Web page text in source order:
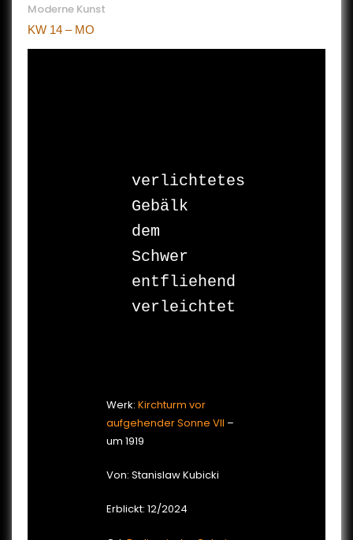
Moderne Kunst
KW 14 – MO
verlichtetes
Gebälk
dem
Schwer
entfliehend
verleichtet
Werk: Kirchturm vor
aufgehender Sonne VII –
um 1919
Von: Stanislaw Kubicki
Erblickt: 12/2024